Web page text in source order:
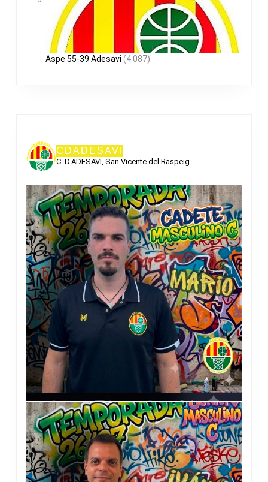
Aspe 55-39 Adesavi (4.087)
CDADESAVI
C. D.ADESAVI, San Vicente del Raspeig